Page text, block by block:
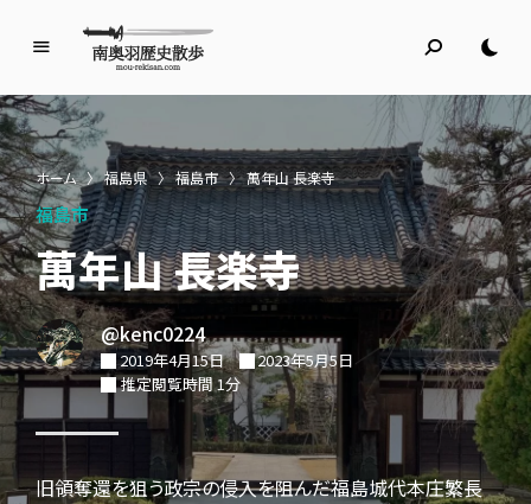
奥
羽
歴
史
散
歩
名所旧跡と館めぐり
ホーム 〉 福島県 〉 福島市 〉 萬年山 長楽寺
福島市
萬年山 長楽寺
@kenc0224
2019年4月15日
2023年5月5日
推定閲覧時間 1分
旧領奪還を狙う政宗の侵入を阻んだ福島城代本庄繁長